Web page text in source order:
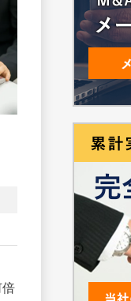
倍